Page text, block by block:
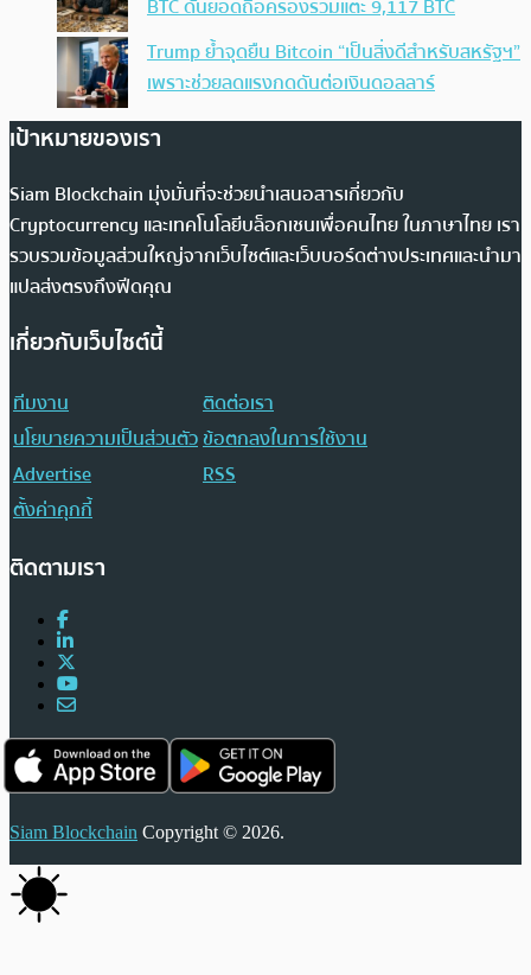
BTC ดันยอดถือครองรวมแตะ 9,117 BTC
Trump ย้ำจุดยืน Bitcoin “เป็นสิ่งดีสำหรับสหรัฐฯ”
เพราะช่วยลดแรงกดดันต่อเงินดอลลาร์
เป้าหมายของเรา
Siam Blockchain มุ่งมั่นที่จะช่วยนำเสนอสารเกี่ยวกับ
Cryptocurrency และเทคโนโลยีบล็อกเชนเพื่อคนไทย ในภาษาไทย เรา
รวบรวมข้อมูลส่วนใหญ่จากเว็บไซต์และเว็บบอร์ดต่างประเทศและนำมา
แปลส่งตรงถึงฟีดคุณ
เกี่ยวกับเว็บไซต์นี้
ทีมงาน
ติดต่อเรา
นโยบายความเป็นส่วนตัวข้อตกลงในการใช้งาน
Advertise
RSS
ตั้งค่าคุกกี้
ติดตามเรา
Siam Blockchain Copyright © 2026.